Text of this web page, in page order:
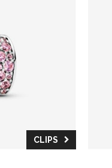
CLIPS